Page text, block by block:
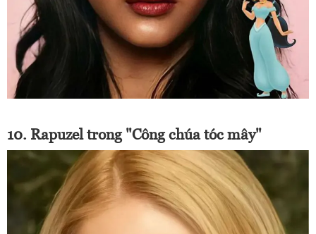
10. Rapuzel trong "Công chúa tóc mây"